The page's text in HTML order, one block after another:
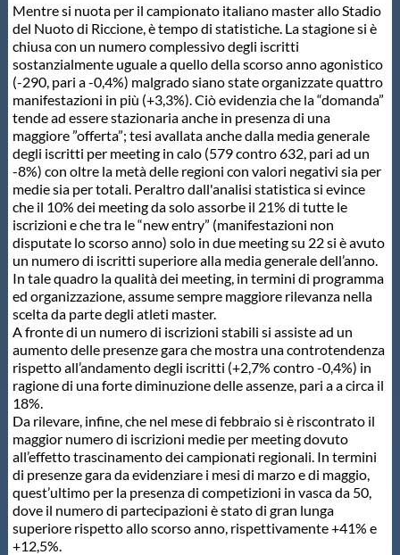
GUG
Scuole Nuoto
Propaganda
Centri Federali
Area Legislativa
Protezione Civile
Qualità
Sostenibilità
Privacy
Cookie Policy
Mentre si nuota per il campionato italiano master allo Stadio
del Nuoto di Riccione, è tempo di statistiche. La stagione si è
chiusa con un numero complessivo degli iscritti
sostanzialmente uguale a quello della scorso anno agonistico
(-290, pari a -0,4%) malgrado siano state organizzate quattro
manifestazioni in più (+3,3%). Ciò evidenzia che la “domanda”
tende ad essere stazionaria anche in presenza di una
maggiore ”offerta”; tesi avallata anche dalla media generale
degli iscritti per meeting in calo (579 contro 632, pari ad un
-8%) con oltre la metà delle regioni con valori negativi sia per
medie sia per totali. Peraltro dall'analisi statistica si evince
che il 10% dei meeting da solo assorbe il 21% di tutte le
iscrizioni e che tra le “new entry” (manifestazioni non
disputate lo scorso anno) solo in due meeting su 22 si è avuto
un numero di iscritti superiore alla media generale dell’anno.
In tale quadro la qualità dei meeting, in termini di programma
ed organizzazione, assume sempre maggiore rilevanza nella
scelta da parte degli atleti master.
A fronte di un numero di iscrizioni stabili si assiste ad un
aumento delle presenze gara che mostra una controtendenza
rispetto all’andamento degli iscritti (+2,7% contro -0,4%) in
ragione di una forte diminuzione delle assenze, pari a a circa il
18%.
Da rilevare, infine, che nel mese di febbraio si è riscontrato il
maggior numero di iscrizioni medie per meeting dovuto
all’effetto trascinamento dei campionati regionali. In termini
di presenze gara da evidenziare i mesi di marzo e di maggio,
quest’ultimo per la presenza di competizioni in vasca da 50,
dove il numero di partecipazioni è stato di gran lunga
superiore rispetto allo scorso anno, rispettivamente +41% e
+12,5%.